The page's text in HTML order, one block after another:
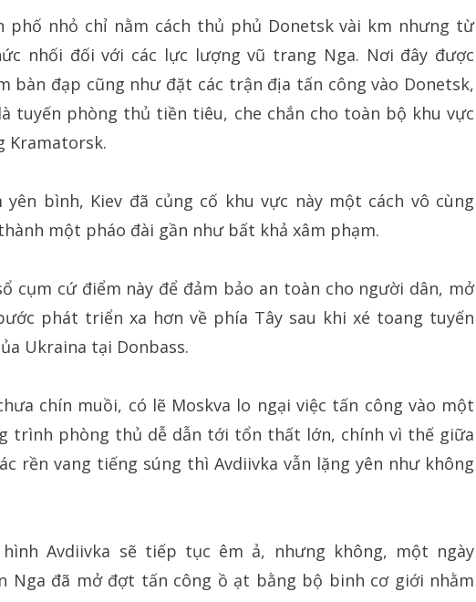
phố nhỏ chỉ nằm cách thủ phủ Donetsk vài km nhưng từ
nhối đối với các lực lượng vũ trang Nga. Nơi đây được
bàn đạp cũng như đặt các trận địa tấn công vào Donetsk,
tuyến phòng thủ tiền tiêu, che chắn cho toàn bộ khu vực
Kramatorsk.
yên bình, Kiev đã củng cố khu vực này một cách vô cùng
một pháo đài gần như bất khả xâm phạm.
cụm cứ điểm này để đảm bảo an toàn cho người dân, mở
phát triển xa hơn về phía Tây sau khi xé toang tuyến
Ukraina tại Donbass.
chín muồi, có lẽ Moskva lo ngại việc tấn công vào một
trình phòng thủ dễ dẫn tới tổn thất lớn, chính vì thế giữa
rền vang tiếng súng thì Avdiivka vẫn lặng yên như không
Avdiivka sẽ tiếp tục êm ả, nhưng không, một ngày
Nga đã mở đợt tấn công ồ ạt bằng bộ binh cơ giới nhằm